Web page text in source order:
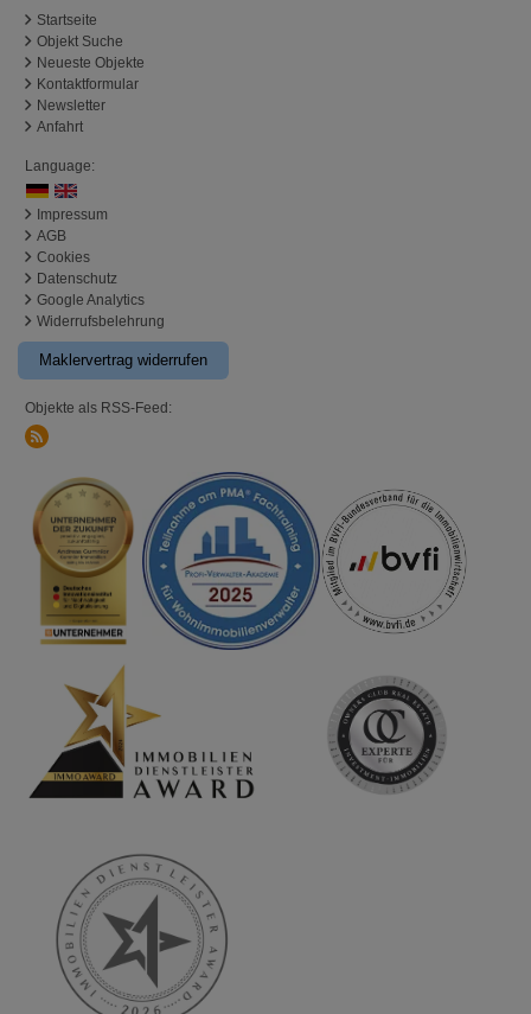
Startseite
Objekt Suche
Neueste Objekte
Kontaktformular
Newsletter
Anfahrt
Language:
Impressum
AGB
Cookies
Datenschutz
Google Analytics
Widerrufsbelehrung
Maklervertrag widerrufen
Objekte als RSS-Feed: